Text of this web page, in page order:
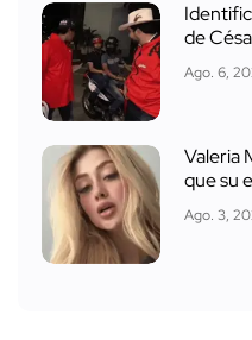
de
Ago. 6,
Valeria
que su
Ago. 3,